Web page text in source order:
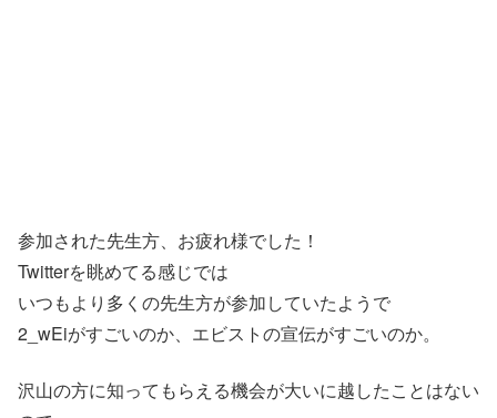
参加された先生方、お疲れ様でした！
Twitterを眺めてる感じでは
いつもより多くの先生方が参加していたようで
2_wEiがすごいのか、エビストの宣伝がすごいのか。
沢山の方に知ってもらえる機会が大いに越したことはない